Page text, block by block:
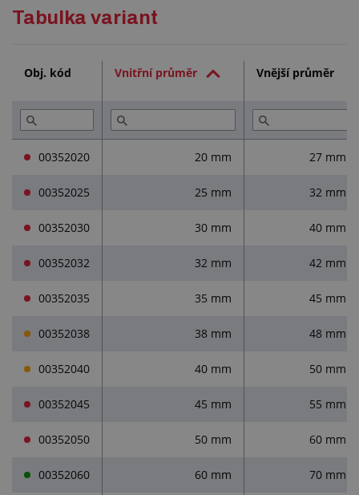
v nataženém (napnutém) stavu
Přečtěte si (2)
Tabulka variant
Obj. kód Vnitřní průměr Vnější průměr
00352020 20 mm 27 mm
00352025 25 mm 32 mm
00352030 30 mm 40 mm
00352032 32 mm 42 mm
00352035 35 mm 45 mm
00352038 38 mm 48 mm
00352040 40 mm 50 mm
00352045 45 mm 55 mm
00352050 50 mm 60 mm
00352060 60 mm 70 mm